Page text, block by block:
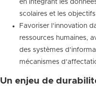
en intégrant les
scolaires et les
Favoriser l’innovation
ressources humaines,
des systèmes
mécanismes
Un enjeu de